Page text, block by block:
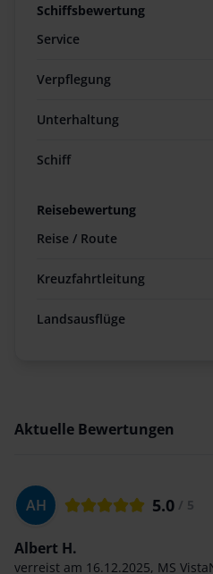
Schiffsbewertung
Service
Verpflegung
Unterhaltung
Schiff
Reisebewertung
Reise / Route
Kreuzfahrtleitung
Landsausflüge
Aktuelle Bewertungen
AH 5.0 / 5
Albert H.
verreist am 16.12.2025, MS